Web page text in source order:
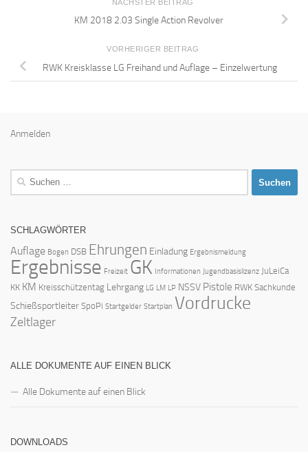
NÄCHSTER BEITRAG
KM 2018 2.03 Single Action Revolver
VORHERIGER BEITRAG
RWK Kreisklasse LG Freihand und Auflage – Einzelwertung
Anmelden
Suchen
nach:
SCHLAGWÖRTER
Auflage Bogen DSB Ehrungen Einladung Ergebnismeldung
Ergebnisse Freizeit GK Informationen Jugendbasislizenz JuLeiCa
KK KM Kreisschützentag Lehrgang LG LM LP NSSV Pistole RWK Sachkunde
Schießsportleiter SpoPi Startgelder Startplan Vordrucke
Zeltlager
ALLE DOKUMENTE AUF EINEN BLICK
Alle Dokumente auf einen Blick
DOWNLOADS